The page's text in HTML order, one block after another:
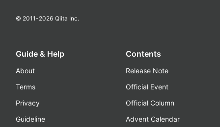
© 2011-2026 Qiita Inc.
Guide & Help
About
Terms
Privacy
Guideline
Contents
Release Note
Official Event
Official Column
Advent Calendar